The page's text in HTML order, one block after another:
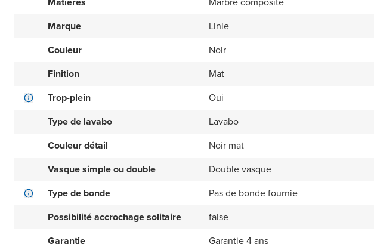
Marque
Linie
Couleur
Noir
Finition
Mat
Trop-plein
Oui
Type de lavabo
Lavabo
Couleur détail
Noir mat
Vasque simple ou double
Double vasque
Type de bonde
Pas de bonde fournie
Possibilité accrochage solitaire
false
Garantie
Garantie 4 ans